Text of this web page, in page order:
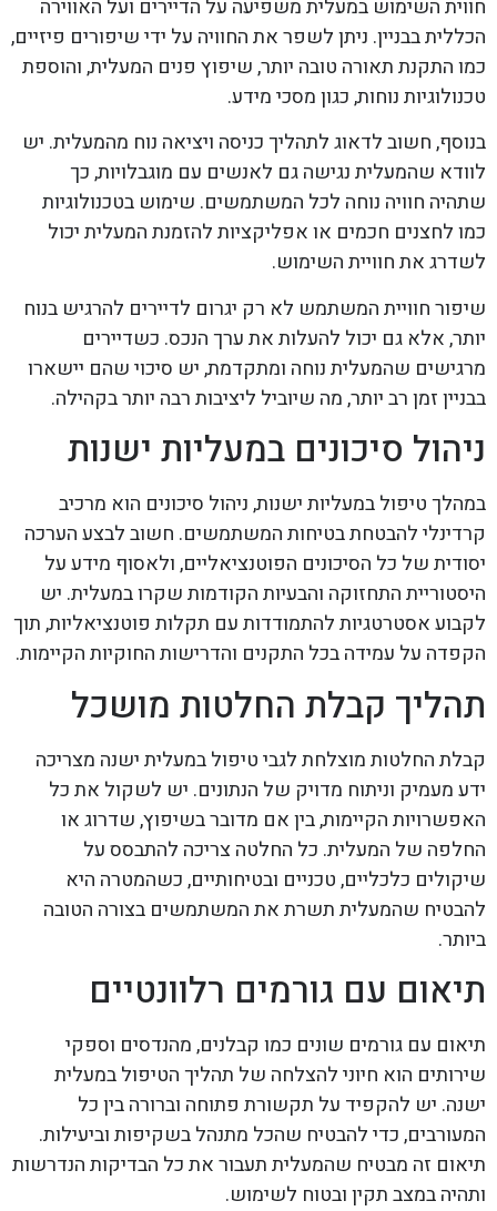
חווית השימוש במעלית משפיעה על הדיירים ועל האווירה
הכללית בבניין. ניתן לשפר את החוויה על ידי שיפורים פיזיים,
כמו התקנת תאורה טובה יותר, שיפוץ פנים המעלית, והוספת
טכנולוגיות נוחות, כגון מסכי מידע.
בנוסף, חשוב לדאוג לתהליך כניסה ויציאה נוח מהמעלית. יש
לוודא שהמעלית נגישה גם לאנשים עם מוגבלויות, כך
שתהיה חוויה נוחה לכל המשתמשים. שימוש בטכנולוגיות
כמו לחצנים חכמים או אפליקציות להזמנת המעלית יכול
לשדרג את חוויית השימוש.
שיפור חוויית המשתמש לא רק יגרום לדיירים להרגיש בנוח
יותר, אלא גם יכול להעלות את ערך הנכס. כשדיירים
מרגישים שהמעלית נוחה ומתקדמת, יש סיכוי שהם יישארו
בבניין זמן רב יותר, מה שיוביל ליציבות רבה יותר בקהילה.
ניהול סיכונים במעליות ישנות
במהלך טיפול במעליות ישנות, ניהול סיכונים הוא מרכיב
קרדינלי להבטחת בטיחות המשתמשים. חשוב לבצע הערכה
יסודית של כל הסיכונים הפוטנציאליים, ולאסוף מידע על
היסטוריית התחזוקה והבעיות הקודמות שקרו במעלית. יש
לקבוע אסטרטגיות להתמודדות עם תקלות פוטנציאליות, תוך
הקפדה על עמידה בכל התקנים והדרישות החוקיות הקיימות.
תהליך קבלת החלטות מושכל
קבלת החלטות מוצלחת לגבי טיפול במעלית ישנה מצריכה
ידע מעמיק וניתוח מדויק של הנתונים. יש לשקול את כל
האפשרויות הקיימות, בין אם מדובר בשיפוץ, שדרוג או
החלפה של המעלית. כל החלטה צריכה להתבסס על
שיקולים כלכליים, טכניים ובטיחותיים, כשהמטרה היא
להבטיח שהמעלית תשרת את המשתמשים בצורה הטובה
ביותר.
תיאום עם גורמים רלוונטיים
תיאום עם גורמים שונים כמו קבלנים, מהנדסים וספקי
שירותים הוא חיוני להצלחה של תהליך הטיפול במעלית
ישנה. יש להקפיד על תקשורת פתוחה וברורה בין כל
המעורבים, כדי להבטיח שהכל מתנהל בשקיפות וביעילות.
תיאום זה מבטיח שהמעלית תעבור את כל הבדיקות הנדרשות
ותהיה במצב תקין ובטוח לשימוש.